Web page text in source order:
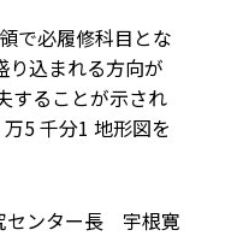
で必履修科目とな
り込まれる方向が
することが示され
5 千分1 地形図を
センター長 宇根寛